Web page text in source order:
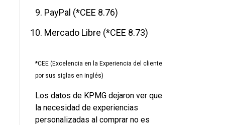
PayPal (*CEE 8.76)
Mercado Libre (*CEE 8.73)
*CEE (Excelencia en la Experiencia del cliente
por sus siglas en inglés)
Los datos de KPMG dejaron ver que
la necesidad de experiencias
personalizadas al comprar no es